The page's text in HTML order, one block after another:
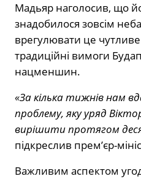
Мадьяр наголосив, що
знадобилося зовсім
врегулювати це
традиційні вимоги
нацменшин.
«За кілька тижнів нам
проблему, яку уряд
вирішити протягом
підкреслив прем’єр-
Важливим аспектом